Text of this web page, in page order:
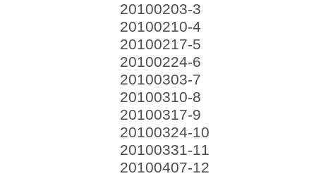
20100203-3
20100210-4
20100217-5
20100224-6
20100303-7
20100310-8
20100317-9
20100324-10
20100331-11
20100407-12